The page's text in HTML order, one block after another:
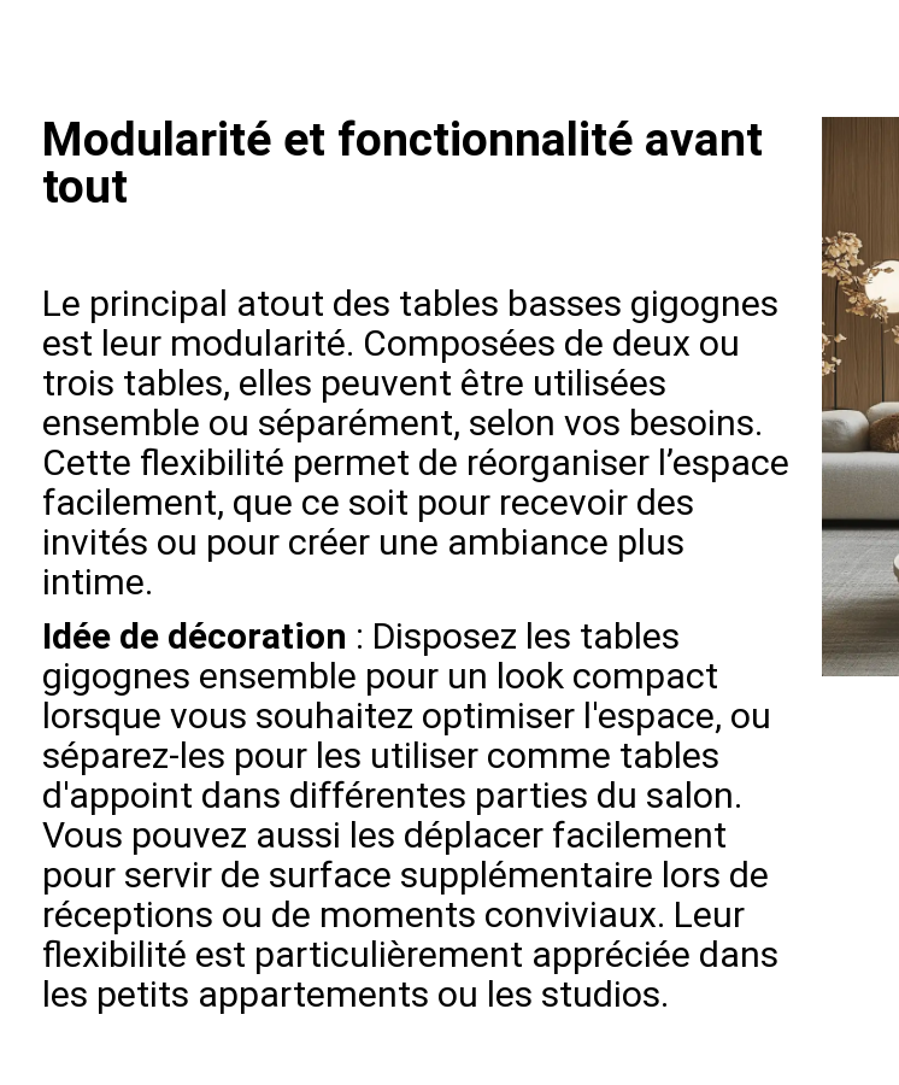
Modularité et fonctionnalité avant
tout
Le principal atout des tables basses gigognes
est leur modularité. Composées de deux ou
trois tables, elles peuvent être utilisées
ensemble ou séparément, selon vos besoins.
Cette flexibilité permet de réorganiser l’espace
facilement, que ce soit pour recevoir des
invités ou pour créer une ambiance plus
intime.
Idée de décoration : Disposez les tables
gigognes ensemble pour un look compact
lorsque vous souhaitez optimiser l'espace, ou
séparez-les pour les utiliser comme tables
d'appoint dans différentes parties du salon.
Vous pouvez aussi les déplacer facilement
pour servir de surface supplémentaire lors de
réceptions ou de moments conviviaux. Leur
flexibilité est particulièrement appréciée dans
les petits appartements ou les studios.